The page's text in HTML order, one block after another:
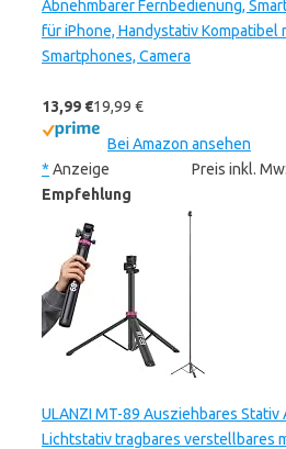
Abnehmbarer Fernbedienung,
für iPhone, Handystativ Kompatibel
Smartphones, Camera
13,99 €19,99 €
Bei Amazon ansehen
* Anzeige
Preis inkl.
Empfehlung
ULANZI MT-89 Ausziehbares Stativ
Lichtstativ tragbares verstellbares